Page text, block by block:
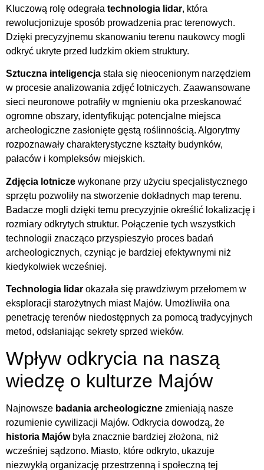
Kluczową rolę odegrała technologia lidar, która
rewolucjonizuje sposób prowadzenia prac terenowych.
Dzięki precyzyjnemu skanowaniu terenu naukowcy mogli
odkryć ukryte przed ludzkim okiem struktury.
Sztuczna inteligencja stała się nieocenionym narzędziem
w procesie analizowania zdjęć lotniczych. Zaawansowane
sieci neuronowe potrafiły w mgnieniu oka przeskanować
ogromne obszary, identyfikując potencjalne miejsca
archeologiczne zasłonięte gęstą roślinnością. Algorytmy
rozpoznawały charakterystyczne kształty budynków,
pałaców i kompleksów miejskich.
Zdjęcia lotnicze wykonane przy użyciu specjalistycznego
sprzętu pozwoliły na stworzenie dokładnych map terenu.
Badacze mogli dzięki temu precyzyjnie określić lokalizację i
rozmiary odkrytych struktur. Połączenie tych wszystkich
technologii znacząco przyspieszyło proces badań
archeologicznych, czyniąc je bardziej efektywnymi niż
kiedykolwiek wcześniej.
Technologia lidar okazała się prawdziwym przełomem w
eksploracji starożytnych miast Majów. Umożliwiła ona
penetrację terenów niedostępnych za pomocą tradycyjnych
metod, odsłaniając sekrety sprzed wieków.
Wpływ odkrycia na naszą
wiedzę o kulturze Majów
Najnowsze badania archeologiczne zmieniają nasze
rozumienie cywilizacji Majów. Odkrycia dowodzą, że
historia Majówbyła znacznie bardziej złożona, niż
wcześniej sądzono. Miasto, które odkryto, ukazuje
niezwykłą organizację przestrzenną i społeczną tej